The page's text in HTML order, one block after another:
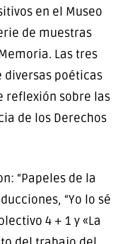
en el Museo
de muestras
Las tres
diversas poéticas
reflexión sobre las
de los Derechos
“Papeles de la
“Yo lo sé
4 + 1 y «La